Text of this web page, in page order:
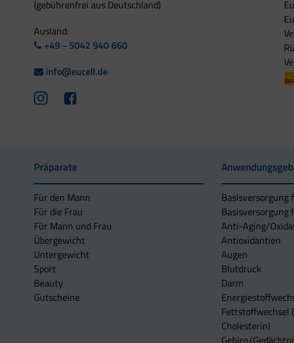
(gebührenfrei aus Deutschland)
Ausland:
+49 - 5042 940 660
info@eucell.de
Präparate
Für den Mann
Für die Frau
Für Mann und Frau
Übergewicht
Untergewicht
Sport
Beauty
Gutscheine
Basisversorgung
Basisversorgung
Anti-Aging/
Antioxidantien
Augen
Blutdruck
Darm
Fettstoffwechsel
Cholesterin)